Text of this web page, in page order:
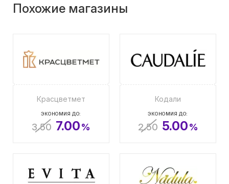
Похожие магазины
Красцветмет
ЭКОНОМИЯ ДО:
3.50 7.00%
Кодали
ЭКОНОМИЯ ДО:
2.50 5.00%